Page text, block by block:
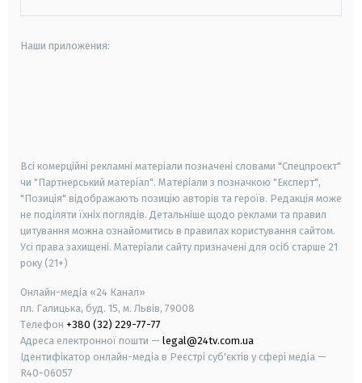
Наши приложения:
Всі комерційні рекламні матеріали позначені словами "Спецпроєкт"
чи "Партнерський матеріал". Матеріали з позначкою "Експерт",
"Позиція" відображають позицію авторів та героїв. Редакція може
не поділяти їхніх поглядів. Детальніше щодо реклами та правил
цитування можна ознайомитись в правилах користування сайтом.
Усі права захищені. Матеріали сайту призначені для осіб старше 21
року (21+)
Онлайн-медіа «24 Канал»
пл. Галицька, буд. 15, м. Львів, 79008
Телефон +380 (32) 229-77-77
Адреса електронної пошти — legal@24tv.com.ua
Ідентифікатор онлайн-медіа в Реєстрі суб'єктів у сфері медіа —
R40-06057